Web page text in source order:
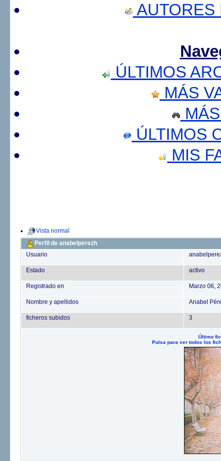
AUTORES
ÚLTIMOS
MÁS
ÚLTIMOS
MIS
Vista normal
Perfil de anabelperezh
Usuario
Estado activo
Registrado en Marzo 06,
Nombre y apellidos Anabel
ficheros subidos 3
Último
Pulsa para ver todos los